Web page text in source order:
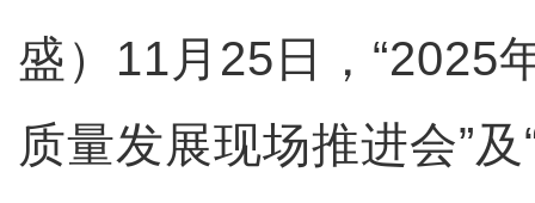
盛）11月25日，“2025
质量发展现场推进会”